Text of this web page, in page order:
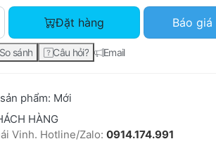
HP DeskJet Ink Advantage 2135
Đặt hàng Báo giá
So sánh Câu hỏi? Email
phẩm: Mới
HÀNG
Vinh. Hotline/Zalo: 0914.174.991